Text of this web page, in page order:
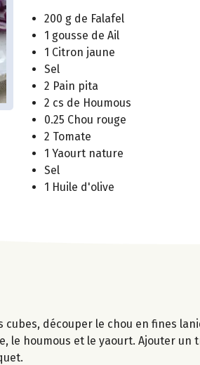
200 g de Falafel
1 gousse de Ail
1 Citron jaune
Sel
2 Pain pita
2 cs de Houmous
0.25 Chou rouge
2 Tomate
1 Yaourt nature
Sel
1 Huile d'olive
découper le chou en fines
le houmous et le yaourt. Ajouter un